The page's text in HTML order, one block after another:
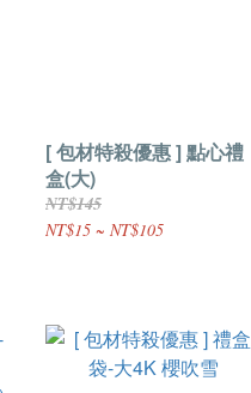
[ 包材特殺優惠 ] 點心禮
盒(大)
NT$145
NT$15 ~ NT$105